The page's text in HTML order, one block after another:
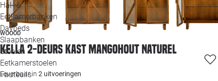
Hal- &
Eetkamerbanken
Daybeds
Slaapbanken
Stoelen
Eetkamerstoelen
Fauteuils
WOOOD
Kella 2-deurs kast mangohout naturel
Leverbaar in 2 uitvoeringen